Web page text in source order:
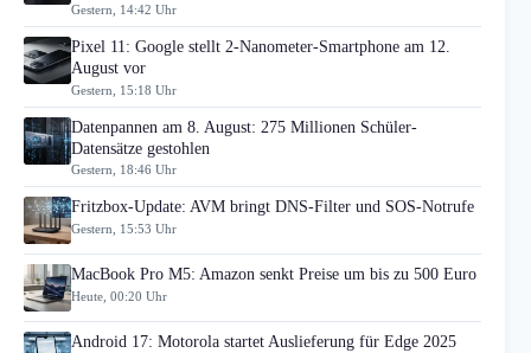
Gestern, 14:42 Uhr
Pixel 11: Google stellt 2-Nanometer-Smartphone am 12.
August vor
Gestern, 15:18 Uhr
Datenpannen am 8. August: 275 Millionen Schüler-
Datensätze gestohlen
Gestern, 18:46 Uhr
Fritzbox-Update: AVM bringt DNS-Filter und SOS-Notrufe
Gestern, 15:53 Uhr
MacBook Pro M5: Amazon senkt Preise um bis zu 500 Euro
Heute, 00:20 Uhr
Android 17: Motorola startet Auslieferung für Edge 2025